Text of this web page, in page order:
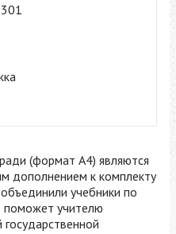
(формат А4) являются
дополнением к комплекту
учебники по
поможет учителю